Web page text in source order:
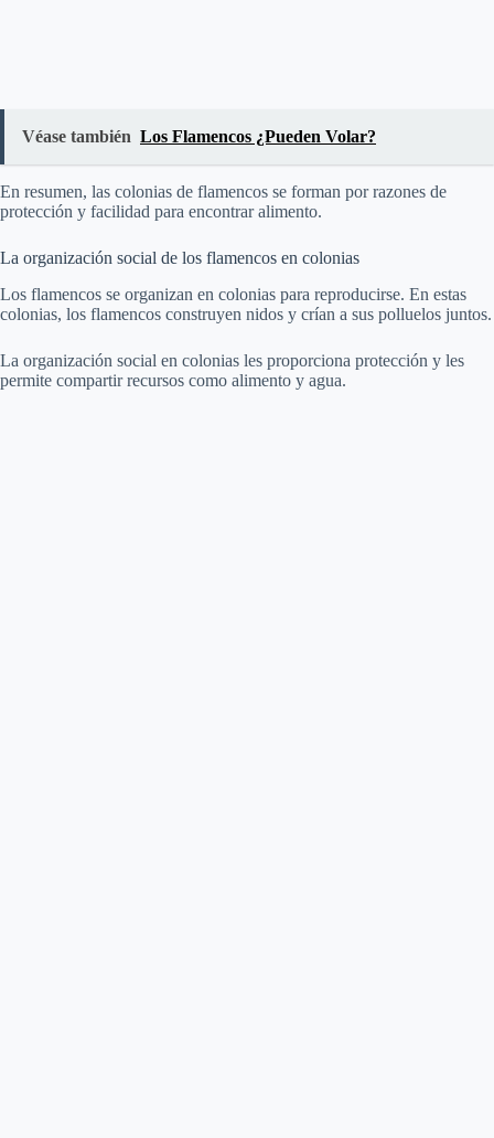
Véase también Los Flamencos ¿Pueden Volar?
En resumen, las colonias de flamencos se forman por razones de
protección y facilidad para encontrar alimento.
La organización social de los flamencos en colonias
Los flamencos se organizan en colonias para reproducirse. En estas
colonias, los flamencos construyen nidos y crían a sus polluelos juntos.
La organización social en colonias les proporciona protección y les
permite compartir recursos como alimento y agua.